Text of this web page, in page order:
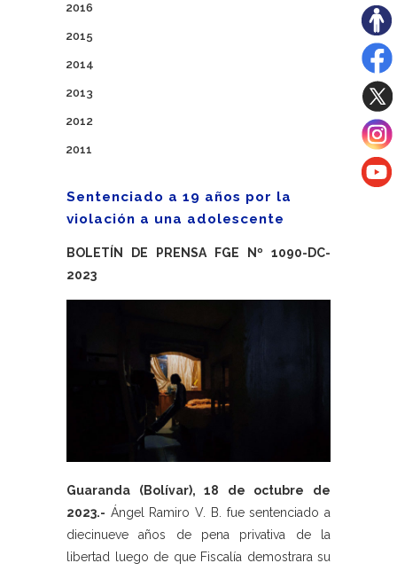
2016
2015
2014
2013
2012
2011
Sentenciado a 19 años por la
violación a una adolescente
BOLETÍN DE PRENSA FGE Nº 1090-DC-
2023
Guaranda (Bolívar), 18 de octubre de
2023.- Ángel Ramiro V. B. fue sentenciado a
diecinueve años de pena privativa de la
libertad luego de que Fiscalía demostrara su